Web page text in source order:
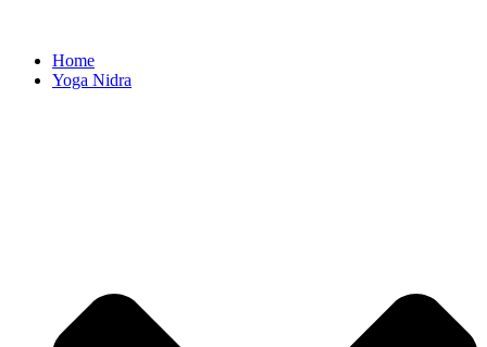
Home
Yoga Nidra